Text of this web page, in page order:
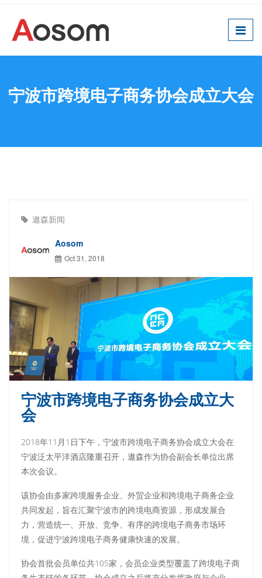
宁波市跨境电子商务协会成立大会
遨森新闻
Aosom
Oct 31, 2018
宁波市跨境电子商务协会成立大
会
2018年11月1日下午，宁波市跨境电子商务协会成立大会在
宁波泛太平洋酒店隆重召开，遨森作为协会副会长单位出席
本次会议。
该协会由多家跨境服务企业、外贸企业和跨境电子商务企业
共同发起，旨在汇聚宁波市的跨境电商资源，形成发展合
力，营造统一、开放、竞争、有序的跨境电子商务市场环
境，促进宁波跨境电子商务健康快速的发展。
协会首批会员单位共105家，会员企业类型覆盖了跨境电子商